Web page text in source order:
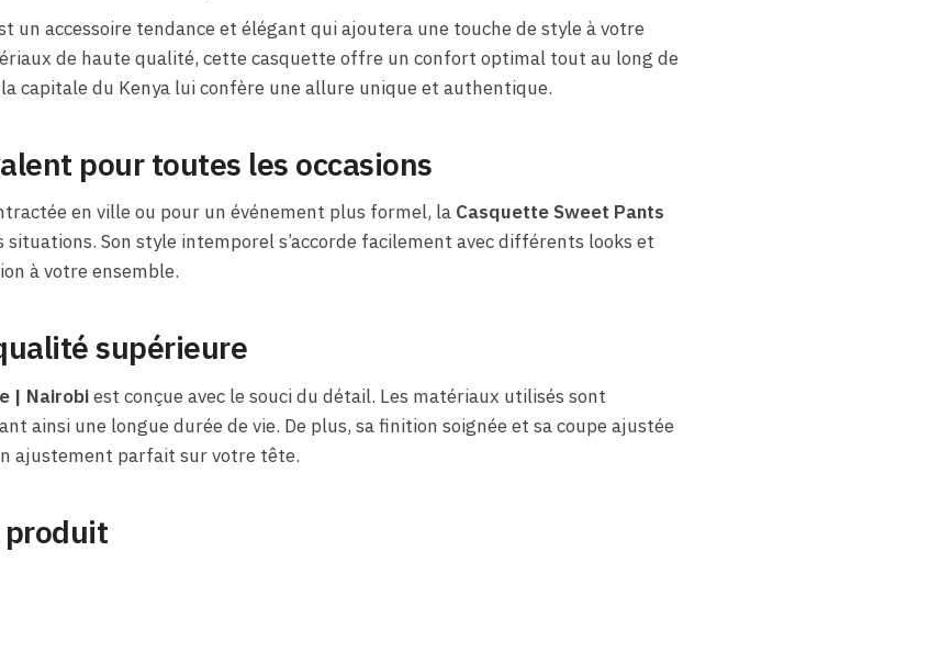
un accessoire tendance et élégant qui ajoutera une touche de style à votre
de haute qualité, cette casquette offre un confort optimal tout au long de
capitale du Kenya lui confère une allure unique et authentique.
pour toutes les occasions
en ville ou pour un événement plus formel, la Casquette Sweet Pants
situations. Son style intemporel s’accorde facilement avec différents looks et
à votre ensemble.
supérieure
| Nairobiest conçue avec le souci du détail. Les matériaux utilisés sont
ainsi une longue durée de vie. De plus, sa finition soignée et sa coupe ajustée
ajustement parfait sur votre tête.
produit